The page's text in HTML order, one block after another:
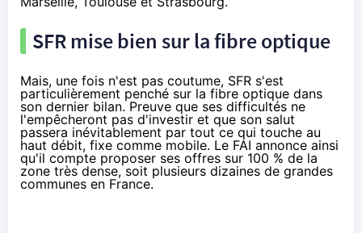
SFR mise bien sur la fibre optique
Mais, une fois n'est pas coutume, SFR s'est
particulièrement penché sur la fibre optique dans
son dernier bilan. Preuve que ses difficultés ne
l'empêcheront pas d'investir et que son salut
passera inévitablement par tout ce qui touche au
haut débit, fixe comme mobile. Le FAI annonce ainsi
qu'il compte proposer ses offres sur 100 % de la
zone très dense, soit plusieurs dizaines de grandes
communes en France.